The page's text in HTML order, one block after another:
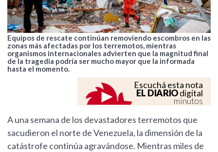
Equipos de rescate continúan removiendo escombros en las
zonas más afectadas por los terremotos, mientras
organismos internacionales advierten que la magnitud final
de la tragedia podría ser mucho mayor que la informada
hasta el momento.
Escuchá esta nota
EL DIARIOdigital
minutos
A una semana de los devastadores terremotos que
sacudieron el norte de Venezuela, la dimensión de la
catástrofe continúa agravándose. Mientras miles de